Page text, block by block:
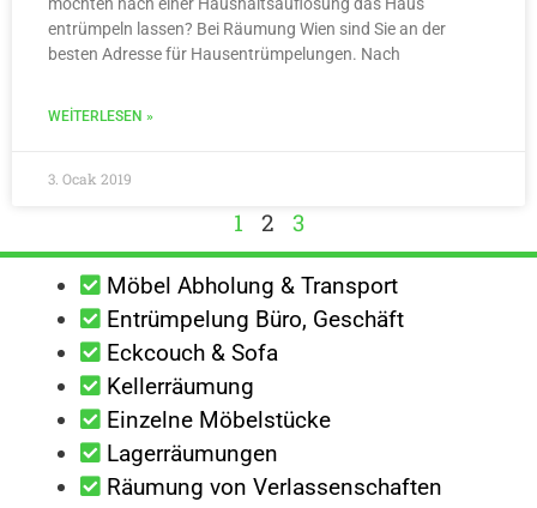
entrümpeln lassen? Bei Räumung Wien sind Sie an der
besten Adresse für Hausentrümpelungen. Nach
WEITERLESEN »
3. Ocak 2019
1 2 3
Möbel Abholung & Transport
Entrümpelung Büro, Geschäft
Eckcouch & Sofa
Kellerräumung
Einzelne Möbelstücke
Lagerräumungen
Räumung von Verlassenschaften